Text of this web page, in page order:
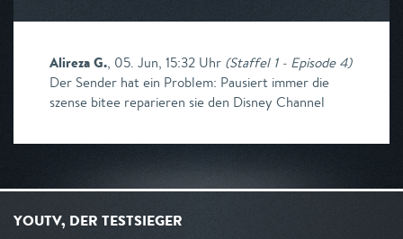
Alireza G., 05. Jun, 15:32 Uhr (Staffel 1 - Episode 4)
Der Sender hat ein Problem: Pausiert immer die
szense bitee reparieren sie den Disney Channel
YOUTV, DER TESTSIEGER